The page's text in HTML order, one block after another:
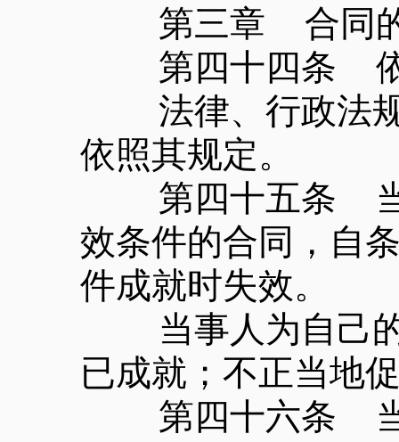
第三章 合同
第四十四条 依
法律、行政法规
依照其规定。
第四十五条 当
效条件的合同，自
件成就时失效。
当事人为自己的
已成就；不正当地
第四十六条 当